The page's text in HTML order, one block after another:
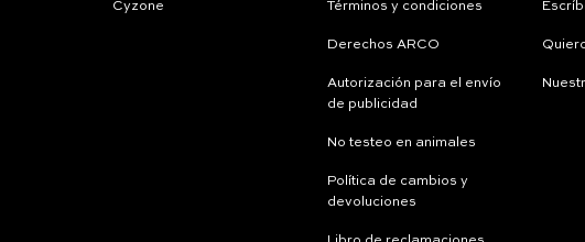
Cyzone Términos y condiciones
Derechos ARCO
Autorización para el envío
de publicidad
No testeo en animales
Política de cambios y
devoluciones